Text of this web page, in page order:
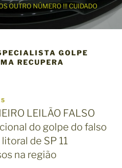
OUTRO NÚMERO !!! CUIDADO
GOLPE
RECUPERA
LEILÃO FALSO
do golpe do falso
de SP 11
na região